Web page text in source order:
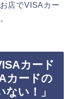
店でVISAカー
カード
カードの
い！」